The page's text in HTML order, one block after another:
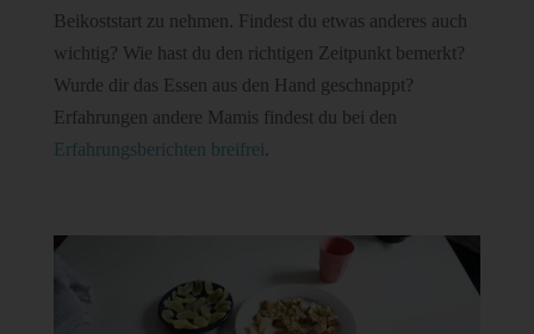
Beikoststart zu nehmen. Findest du etwas anderes auch
wichtig? Wie hast du den richtigen Zeitpunkt bemerkt?
Wurde dir das Essen aus den Hand geschnappt?
Erfahrungen andere Mamis findest du bei den
Erfahrungsberichten breifrei